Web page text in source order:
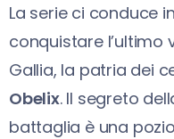
La serie ci conduce
conquistare l’ultimo
Gallia, la patria dei
Obelix. Il segreto
battaglia è una